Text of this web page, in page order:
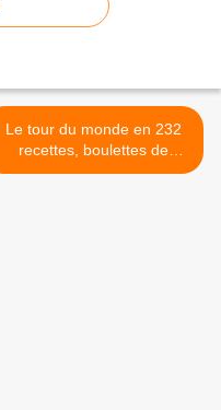
Le tour du monde en 232
recettes, boulettes de
viande et salade de fruits